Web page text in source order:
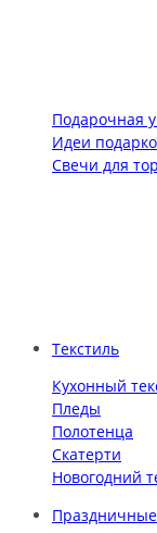
Подарочная
Идеи
Свечи для
Текстиль
Кухонный
Пледы
Полотенца
Скатерти
Новогодний